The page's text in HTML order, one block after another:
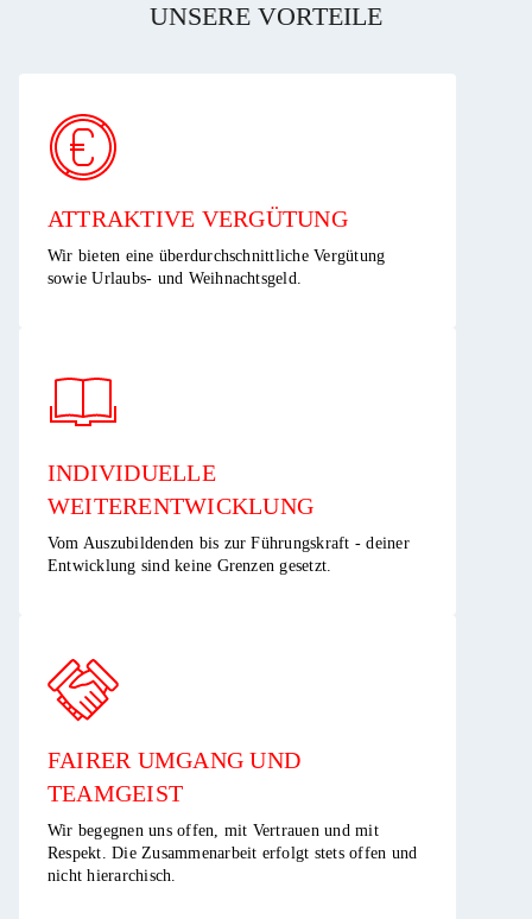
UNSERE VORTEILE
ATTRAKTIVE VERGÜTUNG ​
Wir bieten eine überdurchschnittliche Vergütung
sowie Urlaubs- und Weihnachtsgeld.​
INDIVIDUELLE
WEITERENTWICKLUNG ​
Vom Auszubildenden bis zur Führungskraft - deiner
Entwicklung sind keine Grenzen gesetzt.​
FAIRER UMGANG UND
TEAMGEIST​
Wir begegnen uns offen, mit Vertrauen und mit
Respekt. Die Zusammenarbeit erfolgt stets offen und
nicht hierarchisch.​